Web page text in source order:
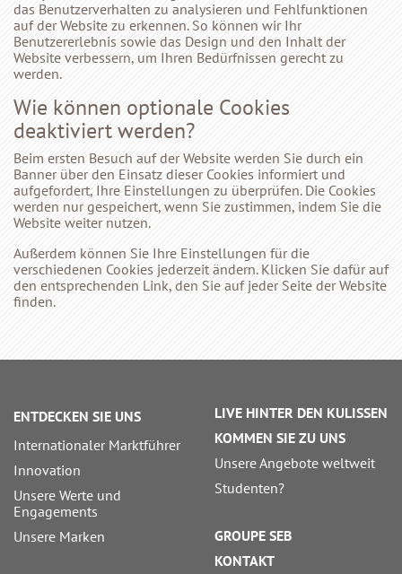
das Benutzerverhalten zu analysieren und Fehlfunktionen
auf der Website zu erkennen. So können wir Ihr
Benutzererlebnis sowie das Design und den Inhalt der
Website verbessern, um Ihren Bedürfnissen gerecht zu
werden.
Wie können optionale Cookies
deaktiviert werden?
Beim ersten Besuch auf der Website werden Sie durch ein
Banner über den Einsatz dieser Cookies informiert und
aufgefordert, Ihre Einstellungen zu überprüfen. Die Cookies
werden nur gespeichert, wenn Sie zustimmen, indem Sie die
Website weiter nutzen.
Außerdem können Sie Ihre Einstellungen für die
verschiedenen Cookies jederzeit ändern. Klicken Sie dafür auf
den entsprechenden Link, den Sie auf jeder Seite der Website
finden.
ENTDECKEN SIE UNS
Internationaler Marktführer
Innovation
Unsere Werte und
Engagements
Unsere Marken
LIVE HINTER DEN KULISSEN
KOMMEN SIE ZU UNS
Unsere Angebote weltweit
Studenten?
GROUPE SEB
KONTAKT